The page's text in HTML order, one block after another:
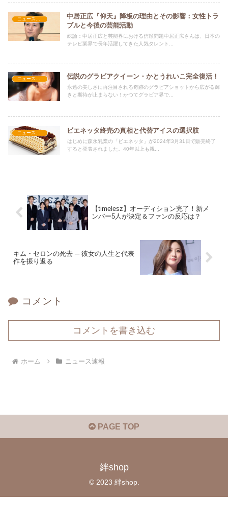
中居正広『仰天』降板の理由とその影響：女性トラ
ブルと今後の芸能活動
総論：中居正広と芸能界における信頼問題中居正広さんは、日本の
テレビ業界で長年活躍してきた人気タレント...
ニュース速報 伝説のグラビアクイーン・かとうれいこ完全復活！
永遠の美しさに再注目される奇跡のグラビアショットから広がる輝
きと期待が止まらない！かつてグラビア界で...
ニュース速報 ビエネッタ終売の真相と代替アイスの選択肢
はじめに森永乳業の「ビエネッタ」が2024年3月31日で販売終了
すると発表されました。40年以上も親...
【timelesz】オーディション完了！新メ
ンバー5人が決定＆ファンの反応は？
キム・セロンの死去 ─ 彼女の人生と代表
作を振り返る
コメント
コメントを書き込む
ホーム ニュース速報
PAGE TOP
絆shop
© 2023 絆shop.